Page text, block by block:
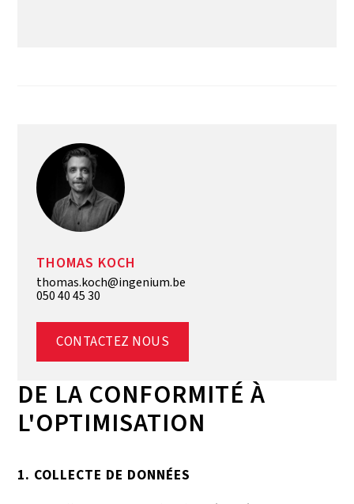
THOMAS KOCH
thomas.koch@ingenium.be
050 40 45 30
CONTACTEZ NOUS
DE LA CONFORMITÉ À
L'OPTIMISATION
1. COLLECTE DE DONNÉES